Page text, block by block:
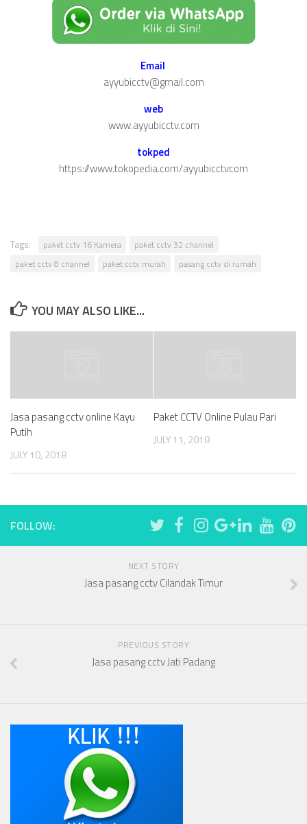
Email
ayyubicctv@gmail.com
web
www.ayyubicctv.com
tokped
https://www.tokopedia.com/ayyubicctvcom
Tags: paket cctv 16 Kamera
paket cctv 32 channel
paket cctv 8 channel
paket cctv murah pasang cctv di rumah
YOU MAY ALSO LIKE...
Jasa pasang cctv online Kayu
Putih
JULY 10, 2018
Paket CCTV Online Pulau Pari
JULY 11, 2018
FOLLOW:
NEXT STORY
Jasa pasang cctv Cilandak Timur
PREVIOUS STORY
Jasa pasang cctv Jati Padang